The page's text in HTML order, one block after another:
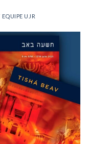
EQUIPE UJR